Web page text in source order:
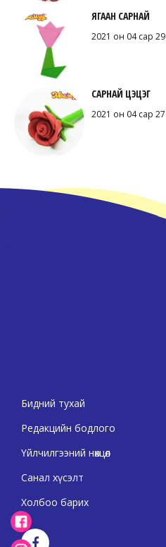
ЯГААН САРНАЙ
2021 он 04 сар 29
САРНАЙ ЦЭЦЭГ
2021 он 04 сар 27
Бидний тухай
Редакцийн бодлого
Үйлчилгээний нөхцөл
Санал хүсэлт
Холбоо барих